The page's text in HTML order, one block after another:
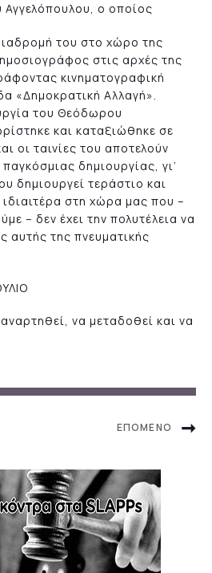
ο οποίος
του στο χώρο της
στις αρχές της
κινηματογραφική
«Δημοκρατική Αλλαγή».
του Θεόδωρου
και καταξιώθηκε σε
οι ταινίες του αποτελούν
δημιουργίας, γι’
δημιουργεί τεράστιο και
στη χώρα μας που –
– δεν έχει την πολυτέλεια να
αυτής της πνευματικής
να μεταδοθεί και να